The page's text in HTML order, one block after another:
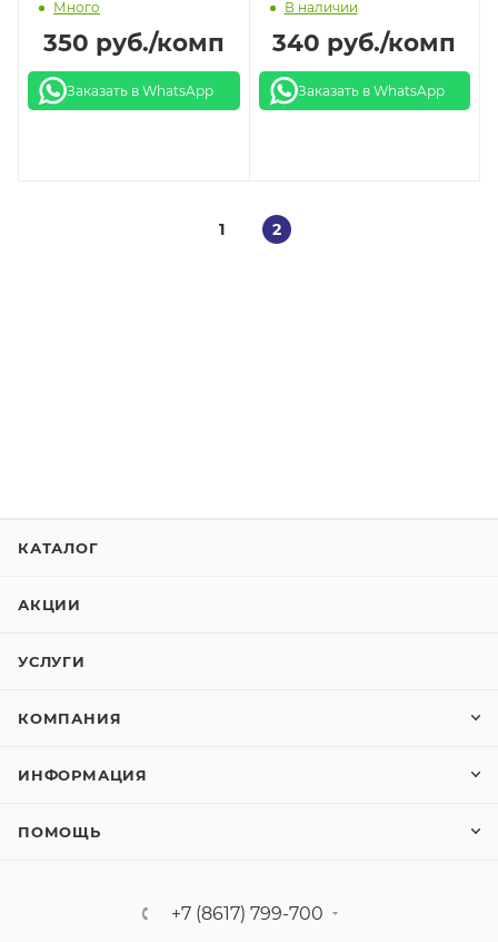
Много
350 руб./комп
Заказать в WhatsApp
2,2м DC 703-F
В наличии
340 руб./комп
Заказать в WhatsApp
1 2
КАТАЛОГ
АКЦИИ
УСЛУГИ
КОМПАНИЯ
ИНФОРМАЦИЯ
ПОМОЩЬ
+7 (8617) 799-700